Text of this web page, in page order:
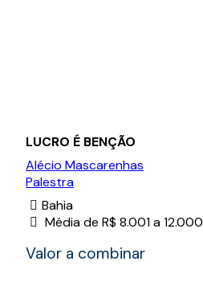
LUCRO É BENÇÃO
Alécio Mascarenhas
Palestra
Bahia
Média de R$ 8.001 a 12.000
Valor a combinar